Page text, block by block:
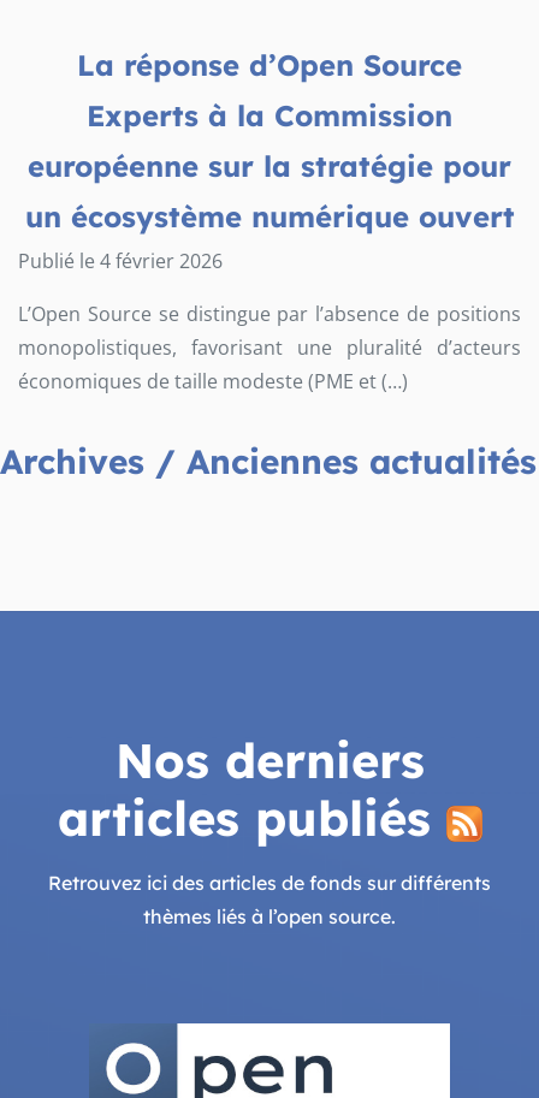
La réponse d’Open Source
Experts à la Commission
européenne sur la stratégie pour
un écosystème numérique ouvert
Publié le 4 février 2026
L’Open Source se distingue par l’absence de positions
monopolistiques, favorisant une pluralité d’acteurs
économiques de taille modeste (PME et (…)
Archives / Anciennes actualités
Nos derniers
articles publiés
Retrouvez ici des articles de fonds sur différents
thèmes liés à l’open source.